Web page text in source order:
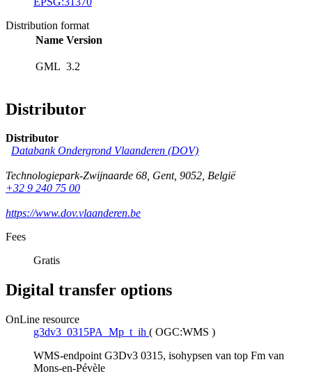
Distribution format
Name Version
GML 3.2
Distributor
Distributor
Databank Ondergrond Vlaanderen (DOV)
Technologiepark-Zwijnaarde 68, Gent, 9052, België
+32 9 240 75 00
https://www.dov.vlaanderen.be
Fees
Gratis
Digital transfer options
OnLine resource
g3dv3_0315PA_Mp_t_ih ( OGC:WMS )
WMS-endpoint G3Dv3 0315, isohypsen van top Fm van
Mons-en-Pévèle